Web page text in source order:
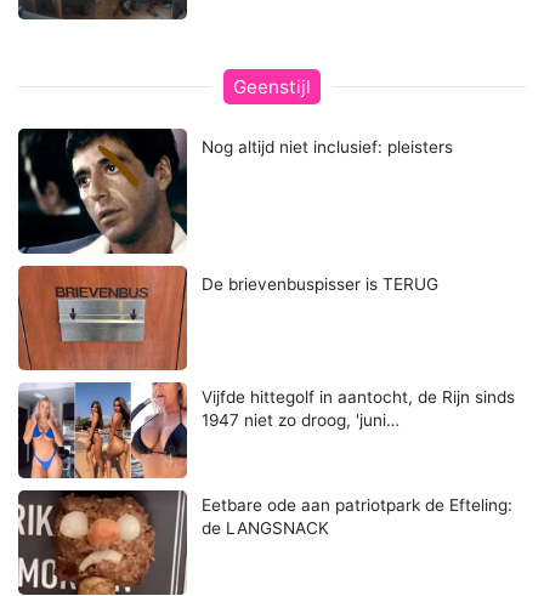
Geenstijl
Nog altijd niet inclusief: pleisters
De brievenbuspisser is TERUG
Vijfde hittegolf in aantocht, de Rijn sinds
1947 niet zo droog, 'juni…
Eetbare ode aan patriotpark de Efteling:
de LANGSNACK